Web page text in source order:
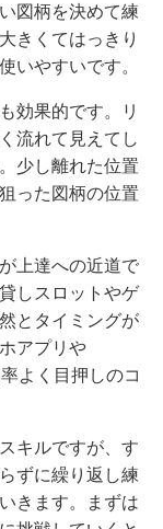
図柄を決めて練
きくてはっきり
いやすいです。
効果的です。リ
流れて見えてし
少し離れた位置
った図柄の位置
上達への近道で
しスロットやゲ
とタイミングが
アプリや
よく目押しのコ
キルですが、す
ずに繰り返し練
きます。まずは